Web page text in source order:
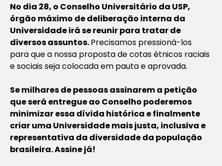
No dia 28, o Conselho Universitário da USP,
órgão máximo de deliberação interna da
Universidade irá se reunir para tratar de
diversos assuntos.Precisamos pressioná-los
para que a nossa proposta de cotas étnicos raciais
e sociais seja colocada em pauta e aprovada.
Se milhares de pessoas assinarem a petição
que será entregue ao Conselho poderemos
minimizar essa dívida histórica e finalmente
criar uma Universidade mais justa, inclusiva e
representativa da diversidade da população
brasileira. Assine já!